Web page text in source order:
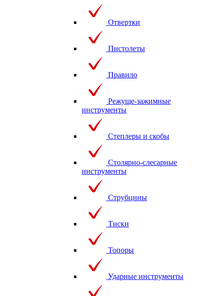
Отвертки
Пистолеты
Правило
Режуще-зажимные
инструменты
Степлеры и скобы
Столярно-слесарные
инструменты
Струбцины
Тиски
Топоры
Ударные инструменты